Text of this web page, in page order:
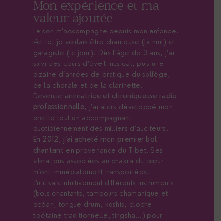
Mon expérience et ma
valeur ajoutée
Le son m’accompagne depuis mon enfance.
Petite, je voulais être chanteuse (la nuit) et
garagiste (le jour). Dès l’âge de 3 ans, j’ai
suivi des cours d’éveil musical, puis une
dizaine d’années de pratique du solfège,
de la chorale et de la clarinette.
Devenue animatrice et chroniqueuse radio
professionnelle, j’ai alors développé mon
oreille tout en accompagnant
quotidiennement des milliers d’auditeurs.
En 2012, j’ai acheté mon premier bol
chantant en provenance du Tibet. Ses
vibrations associées au chakra du cœur
m’ont immédiatement transportées.
J’utilisais intuitivement différents instruments
(bols chantants, tambours chamanique et
océan, tongue drum, koshis, cloche
tibétaine traditionnelle, tingsha…) pour